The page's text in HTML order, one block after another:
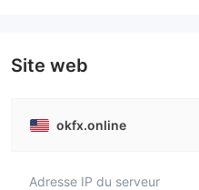
Site web
okfx.online
Adresse IP du serveur